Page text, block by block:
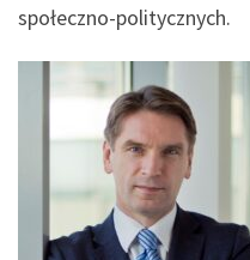
społeczno-politycznych.